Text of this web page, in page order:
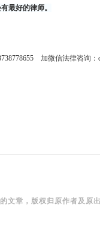
最好的律师。
加微信法律咨询：
文章，版权归原作者及原